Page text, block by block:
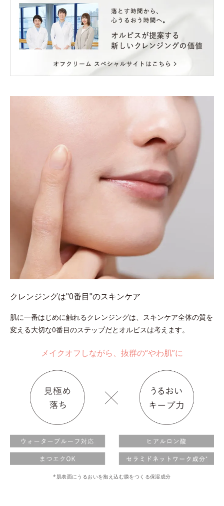
クレンジングは"0番目"のスキンケア
肌に一番はじめに触れるクレンジングは、スキンケア全体の質を
変える大切な0番目のステップだとオルビスは考えます。
メイクオフしながら、抜群の“やわ肌”に
*肌表面にうるおいを抱え込む膜をつくる保湿成分